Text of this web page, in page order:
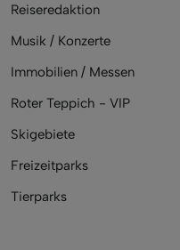
Reiseredaktion
Musik / Konzerte
Immobilien / Messen
Roter Teppich - VIP
Skigebiete
Freizeitparks
Tierparks